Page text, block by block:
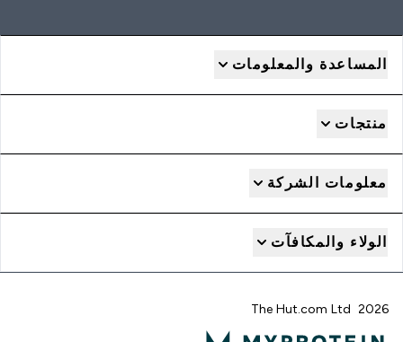
المساعدة والمعلومات
منتجات
معلومات الشركة
الولاء والمكافآت
2026 The Hut.com Ltd